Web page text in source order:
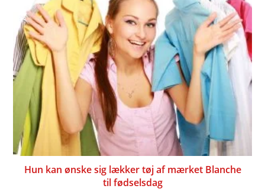
Hun kan ønske sig lækker tøj af mærket Blanche
til fødselsdag